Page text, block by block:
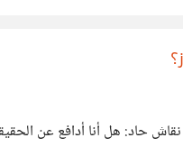
هل تساءلت يوما وأنت وسط نقاش